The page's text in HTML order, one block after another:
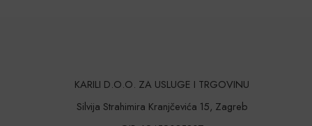
KARILI D.O.O. ZA USLUGE I TRGOVINU
Silvija Strahimira Kranjčevića 15, Zagreb